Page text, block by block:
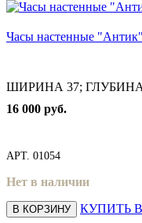
Часы настенные
ШИРИНА 37;
16 000 руб.
АРТ. 01054
Нет в наличии
В КОРЗИНУ КУПИТЬ